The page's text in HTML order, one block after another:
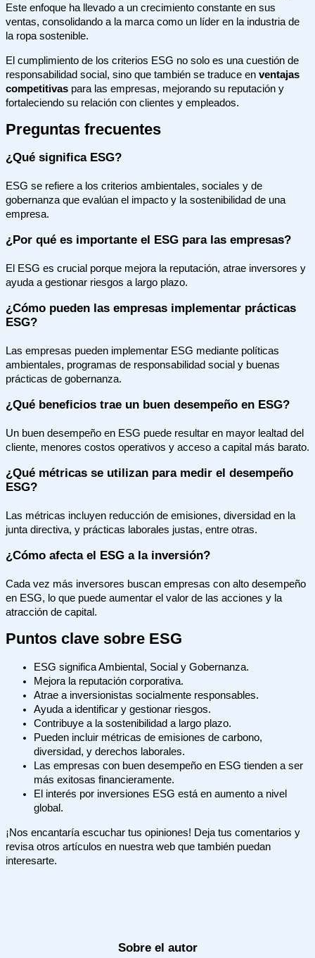
Este enfoque ha llevado a un crecimiento constante en sus
ventas, consolidando a la marca como un líder en la industria de
la ropa sostenible.
El cumplimiento de los criterios ESG no solo es una cuestión de
responsabilidad social, sino que también se traduce en ventajas
competitivas para las empresas, mejorando su reputación y
fortaleciendo su relación con clientes y empleados.
Preguntas frecuentes
¿Qué significa ESG?
ESG se refiere a los criterios ambientales, sociales y de
gobernanza que evalúan el impacto y la sostenibilidad de una
empresa.
¿Por qué es importante el ESG para las empresas?
El ESG es crucial porque mejora la reputación, atrae inversores y
ayuda a gestionar riesgos a largo plazo.
¿Cómo pueden las empresas implementar prácticas
ESG?
Las empresas pueden implementar ESG mediante políticas
ambientales, programas de responsabilidad social y buenas
prácticas de gobernanza.
¿Qué beneficios trae un buen desempeño en ESG?
Un buen desempeño en ESG puede resultar en mayor lealtad del
cliente, menores costos operativos y acceso a capital más barato.
¿Qué métricas se utilizan para medir el desempeño
ESG?
Las métricas incluyen reducción de emisiones, diversidad en la
junta directiva, y prácticas laborales justas, entre otras.
¿Cómo afecta el ESG a la inversión?
Cada vez más inversores buscan empresas con alto desempeño
en ESG, lo que puede aumentar el valor de las acciones y la
atracción de capital.
Puntos clave sobre ESG
ESG significa Ambiental, Social y Gobernanza.
Mejora la reputación corporativa.
Atrae a inversionistas socialmente responsables.
Ayuda a identificar y gestionar riesgos.
Contribuye a la sostenibilidad a largo plazo.
Pueden incluir métricas de emisiones de carbono,
diversidad, y derechos laborales.
Las empresas con buen desempeño en ESG tienden a ser
más exitosas financieramente.
El interés por inversiones ESG está en aumento a nivel
global.
¡Nos encantaría escuchar tus opiniones! Deja tus comentarios y
revisa otros artículos en nuestra web que también puedan
interesarte.
Sobre el autor